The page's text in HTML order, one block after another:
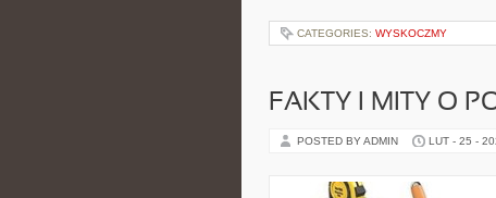
CATEGORIES: WYSKOCZMY
FAKTY I MITY O
POSTED BY ADMIN LUT - 25 -